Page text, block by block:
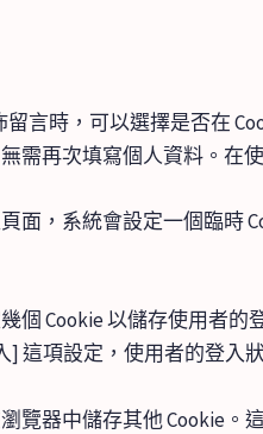
言時，可以選擇是否在
需再次填寫個人資料。在
面，系統會設定一個臨時
個 Cookie 以儲存使用者
這項設定，使用者的登入
覽器中儲存其他 Cookie。